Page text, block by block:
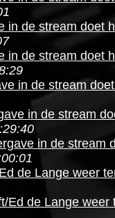
in de stream doet
in de stream doet
in de stream
in de stream
in de stream
de Lange weer
Ed de Lange weer